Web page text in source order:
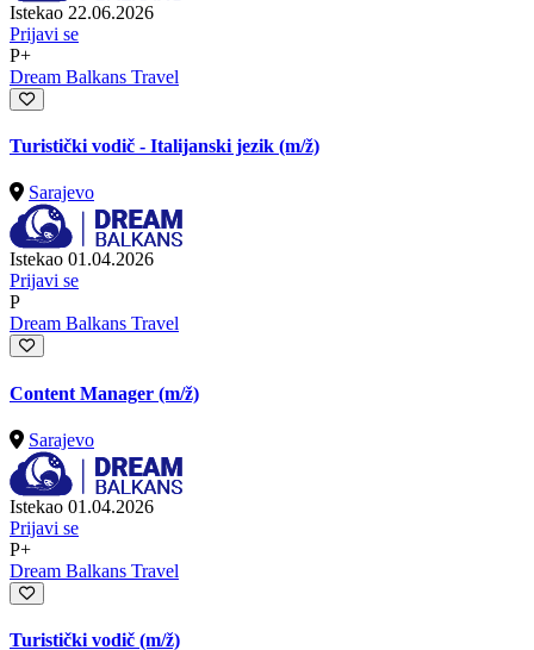
Istekao 22.06.2026
Prijavi se
P+
Dream Balkans Travel
Turistički vodič - Italijanski jezik (m/ž)
Sarajevo
Istekao 01.04.2026
Prijavi se
P
Dream Balkans Travel
Content Manager (m/ž)
Sarajevo
Istekao 01.04.2026
Prijavi se
P+
Dream Balkans Travel
Turistički vodič (m/ž)